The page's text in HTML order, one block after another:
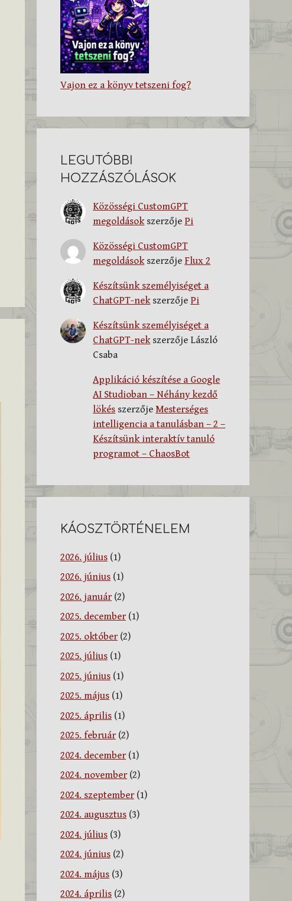
Vajon ez a könyv tetszeni fog?
LEGUTÓBBI
HOZZÁSZÓLÁSOK
Közösségi CustomGPT
megoldásokszerzője Pi
Közösségi CustomGPT
megoldásokszerzője Flux 2
Készítsünk személyiséget a
ChatGPT-nekszerzője Pi
Készítsünk személyiséget a
ChatGPT-nekszerzője László
Csaba
Applikáció készítése a Google
AI Studioban – Néhány kezdő
lökés szerzőjeMesterséges
intelligencia a tanulásban – 2 –
Készítsünk interaktív tanuló
programot – ChaosBot
KÁOSZTÖRTÉNELEM
2026. július (1)
2026. június (1)
2026. január(2)
2025. december(1)
2025. október(2)
2025. július (1)
2025. június (1)
2025. május (1)
2025. április (1)
2025. február(2)
2024. december(1)
2024. november(2)
2024. szeptember(1)
2024. augusztus (3)
2024. július (3)
2024. június (2)
2024. május (3)
2024. április (2)